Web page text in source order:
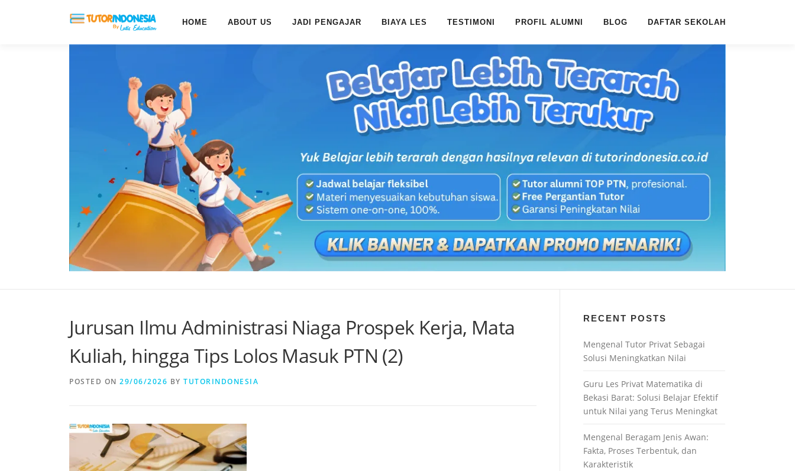
HOME ABOUT US JADI PENGAJAR BIAYA LES TESTIMONI PROFIL ALUMNI BLOG DAFTAR SEKOLAH
Jurusan Ilmu Administrasi Niaga Prospek Kerja, Mata
Kuliah, hingga Tips Lolos Masuk PTN (2)
POSTED ON 29/06/2026 BY TUTORINDONESIA
RECENT POSTS
Mengenal Tutor Privat Sebagai
Solusi Meningkatkan Nilai
Guru Les Privat Matematika di
Bekasi Barat: Solusi Belajar Efektif
untuk Nilai yang Terus Meningkat
Mengenal Beragam Jenis Awan:
Fakta, Proses Terbentuk, dan
Karakteristik